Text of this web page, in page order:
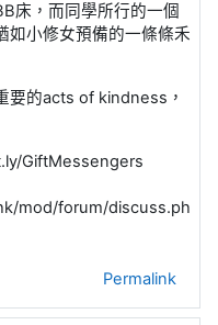
床，而同學所行的一個
如小修女預備的一條條禾
要的acts of kindness ，
GiftMessengers
mod/forum/discuss.php?
Permalink